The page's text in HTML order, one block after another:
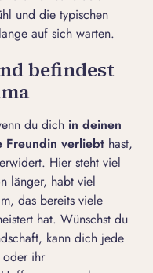
und die typischen
auf sich warten.
befindest
du dich in deinen
Freundin verliebt hast,
Hier steht viel
länger, habt viel
das bereits viele
hat. Wünschst du
kann dich jede
oder ihr